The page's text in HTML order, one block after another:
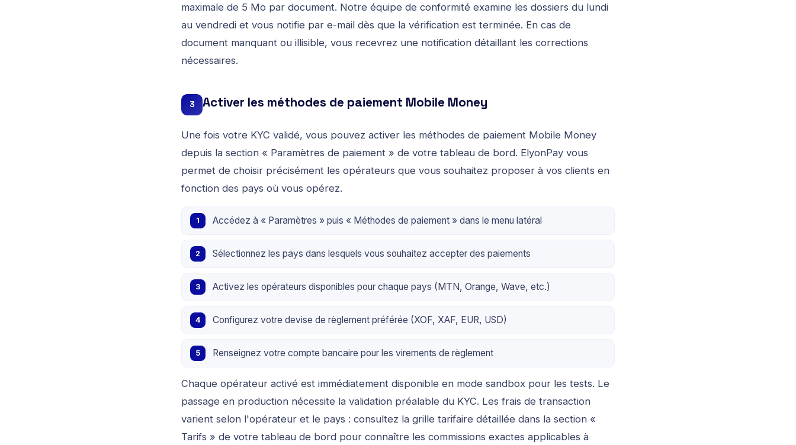
maximale de 5 Mo par document. Notre équipe de conformité examine les dossiers du lundi
au vendredi et vous notifie par e-mail dès que la vérification est terminée. En cas de
document manquant ou illisible, vous recevrez une notification détaillant les corrections
nécessaires.
3 Activer les méthodes de paiement Mobile Money
Une fois votre KYC validé, vous pouvez activer les méthodes de paiement Mobile Money
depuis la section « Paramètres de paiement » de votre tableau de bord. ElyonPay vous
permet de choisir précisément les opérateurs que vous souhaitez proposer à vos clients en
fonction des pays où vous opérez.
Accédez à « Paramètres » puis « Méthodes de paiement » dans le menu latéral
Sélectionnez les pays dans lesquels vous souhaitez accepter des paiements
Activez les opérateurs disponibles pour chaque pays (MTN, Orange, Wave, etc.)
Configurez votre devise de règlement préférée (XOF, XAF, EUR, USD)
Renseignez votre compte bancaire pour les virements de règlement
Chaque opérateur activé est immédiatement disponible en mode sandbox pour les tests. Le
passage en production nécessite la validation préalable du KYC. Les frais de transaction
varient selon l'opérateur et le pays : consultez la grille tarifaire détaillée dans la section «
Tarifs » de votre tableau de bord pour connaître les commissions exactes applicables à